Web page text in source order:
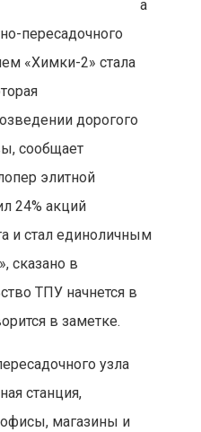
а
пересадочного
«Химки-2» стала
дорогого
сообщает
элитной
24% акций
и стал единоличным
сказано в
ТПУ начнется в
в заметке.
узла
станция,
офисы, магазины и